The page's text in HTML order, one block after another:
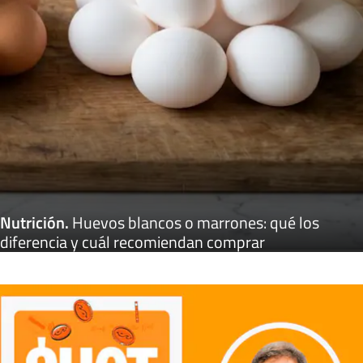
Nutrición.Huevos blancos o marrones: qué los
diferencia y cuál recomiendan comprar